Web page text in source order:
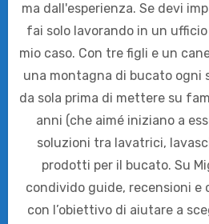
ma dall'esperienza. Se devi
fai solo lavorando in un
mio caso. Con tre figli e un
una montagna di bucato ogni
da sola prima di mettere su
anni (che aimé iniziano a
soluzioni tra lavatrici,
prodotti per il bucato. Su
condivido guide, recensioni
con l’obiettivo di aiutare a